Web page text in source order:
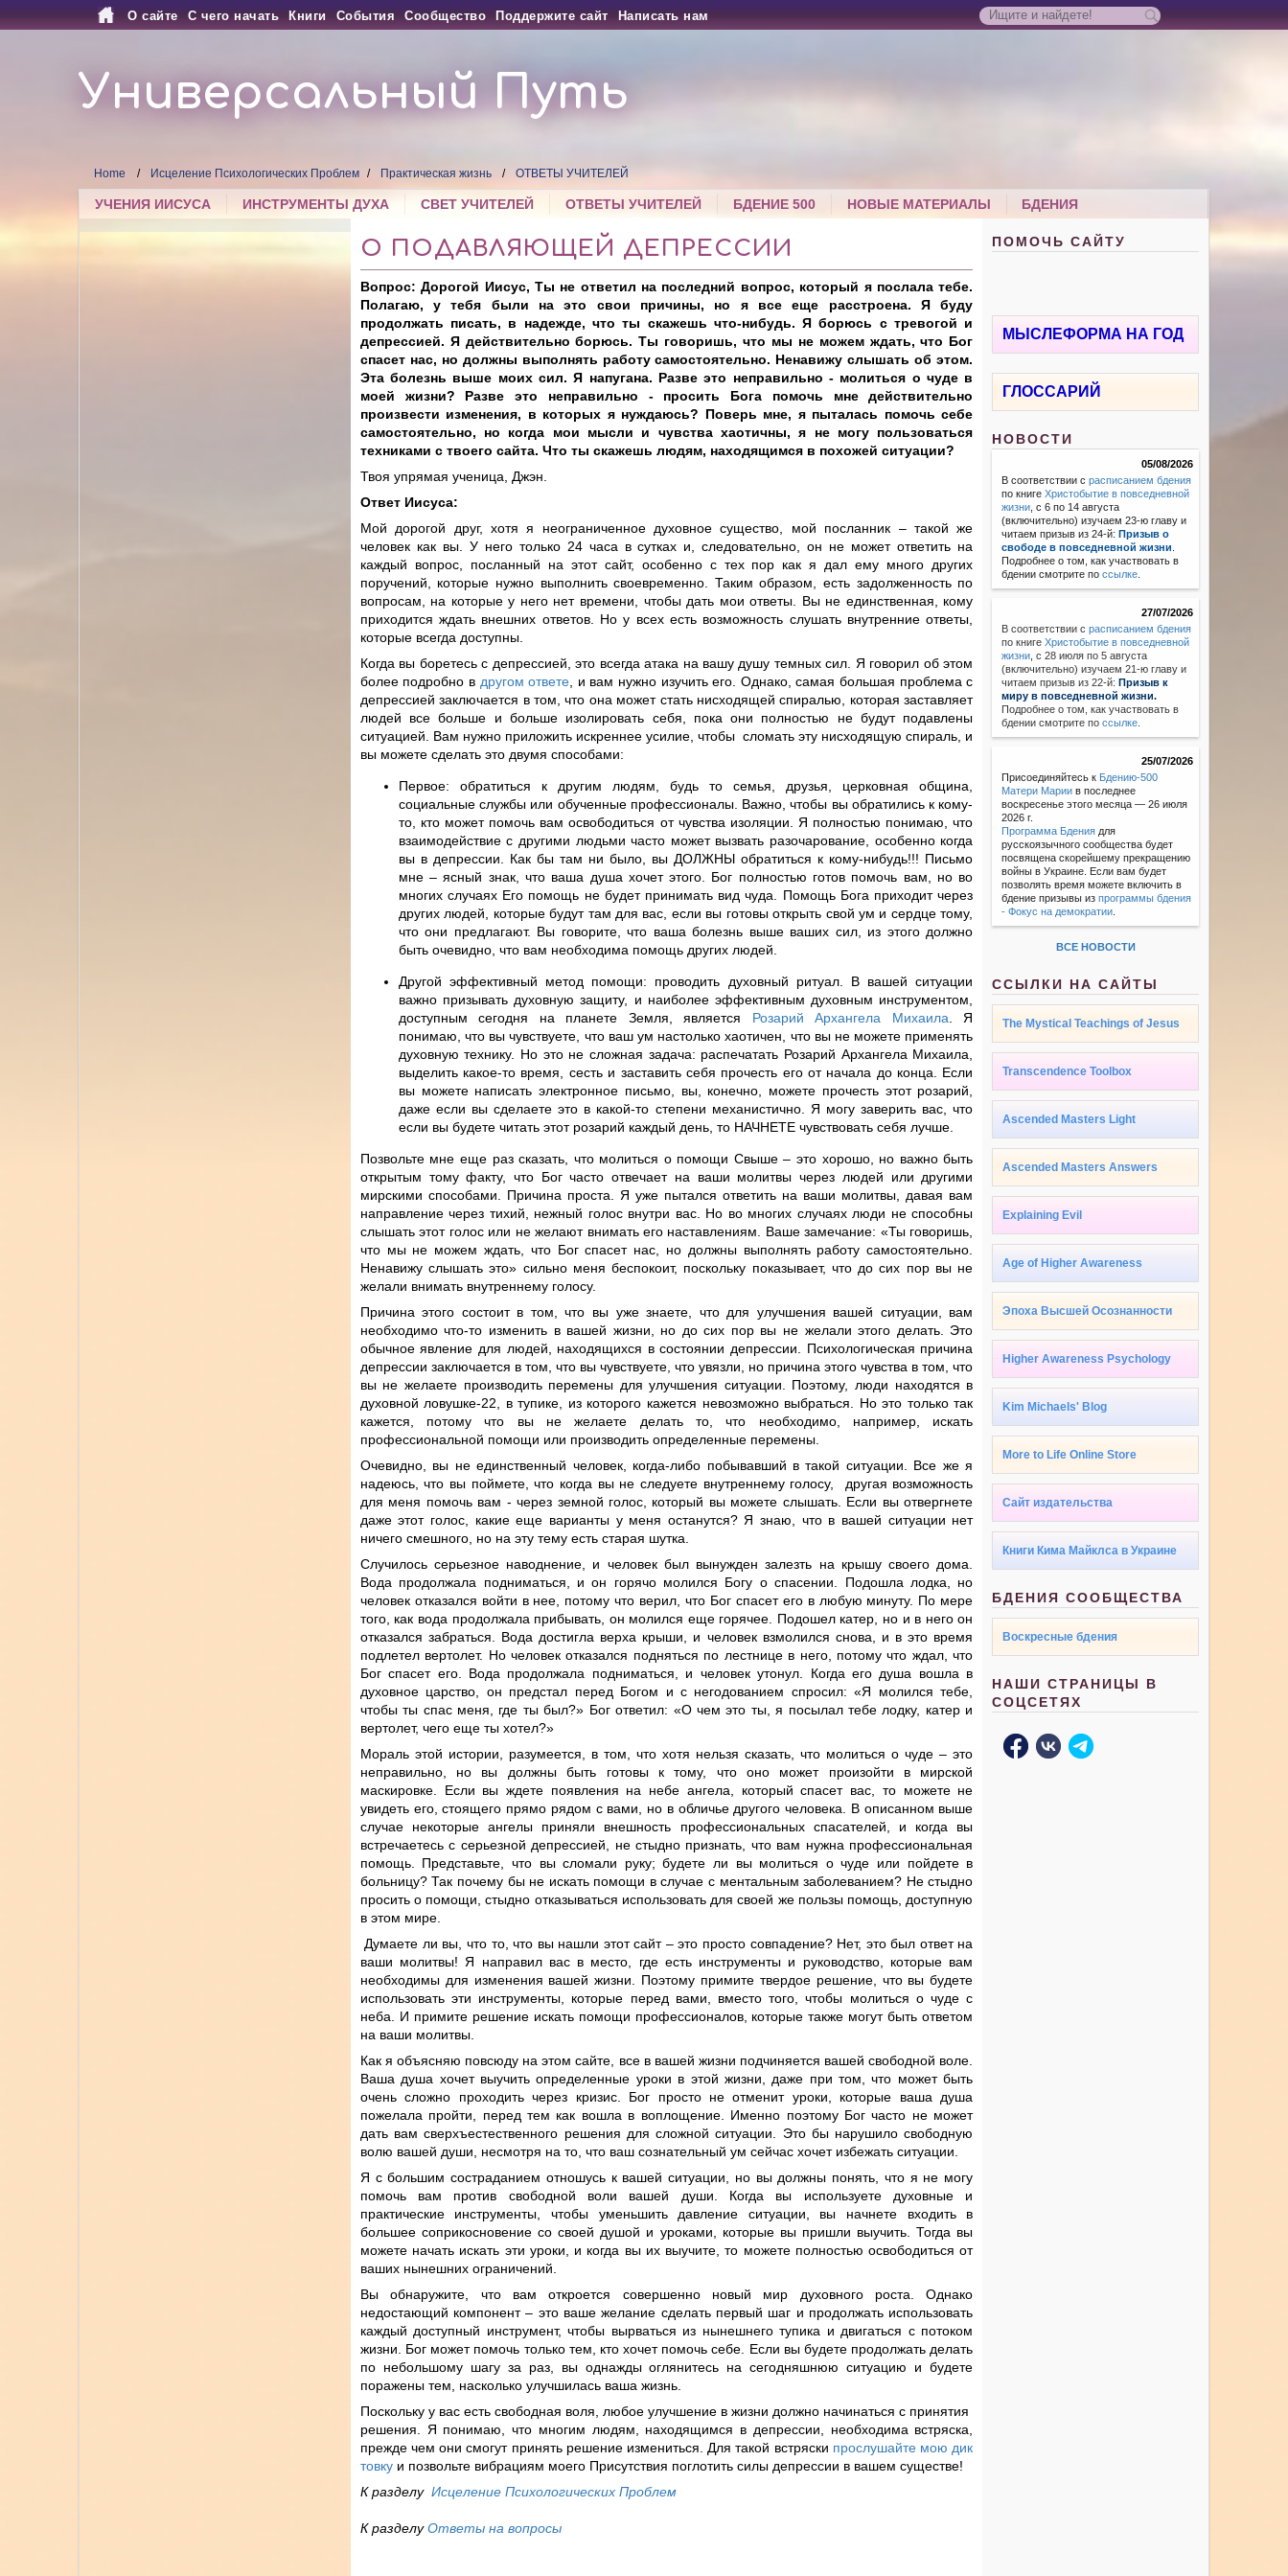
О сайте С чего начать Книги События Сообщество Поддержите сайт Написать нам
Универсальный Путь
Home Исцеление Психологических Проблем Практическая жизнь ОТВЕТЫ УЧИТЕЛЕЙ
УЧЕНИЯ ИИСУСА ИНСТРУМЕНТЫ ДУХА СВЕТ УЧИТЕЛЕЙ ОТВЕТЫ УЧИТЕЛЕЙ БДЕНИЕ 500 НОВЫЕ МАТЕРИАЛЫ БДЕНИЯ
О ПОДАВЛЯЮЩЕЙ ДЕПРЕССИИ
Вопрос: Дорогой Иисус, Ты не ответил на последний вопрос, который я послала тебе.
Полагаю, у тебя были на это свои причины, но я все еще расстроена. Я буду
продолжать писать, в надежде, что ты скажешь что-нибудь. Я борюсь с тревогой и
депрессией. Я действительно борюсь. Ты говоришь, что мы не можем ждать, что Бог
спасет нас, но должны выполнять работу самостоятельно. Ненавижу слышать об этом.
Эта болезнь выше моих сил. Я напугана. Разве это неправильно - молиться о чуде в
моей жизни? Разве это неправильно - просить Бога помочь мне действительно
произвести изменения, в которых я нуждаюсь? Поверь мне, я пыталась помочь себе
самостоятельно, но когда мои мысли и чувства хаотичны, я не могу пользоваться
техниками с твоего сайта. Что ты скажешь людям, находящимся в похожей ситуации?
Твоя упрямая ученица, Джэн.
Ответ Иисуса:
Мой дорогой друг, хотя я неограниченное духовное существо, мой посланник – такой же
человек как вы. У него только 24 часа в сутках и, следовательно, он не может ответить на
каждый вопрос, посланный на этот сайт, особенно с тех пор как я дал ему много других
поручений, которые нужно выполнить своевременно. Таким образом, есть задолженность по
вопросам, на которые у него нет времени, чтобы дать мои ответы. Вы не единственная, кому
приходится ждать внешних ответов. Но у всех есть возможность слушать внутренние ответы,
которые всегда доступны.
Когда вы боретесь с депрессией, это всегда атака на вашу душу темных сил. Я говорил об этом
более подробно в другом ответе, и вам нужно изучить его. Однако, самая большая проблема с
депрессией заключается в том, что она может стать нисходящей спиралью, которая заставляет
людей все больше и больше изолировать себя, пока они полностью не будут подавлены
ситуацией. Вам нужно приложить искреннее усилие, чтобы сломать эту нисходящую спираль, и
вы можете сделать это двумя способами:
Первое: обратиться к другим людям, будь то семья, друзья, церковная община,
социальные службы или обученные профессионалы. Важно, чтобы вы обратились к кому-
то, кто может помочь вам освободиться от чувства изоляции. Я полностью понимаю, что
взаимодействие с другими людьми часто может вызвать разочарование, особенно когда
вы в депрессии. Как бы там ни было, вы ДОЛЖНЫ обратиться к кому-нибудь!!! Письмо
мне – ясный знак, что ваша душа хочет этого. Бог полностью готов помочь вам, но во
многих случаях Его помощь не будет принимать вид чуда. Помощь Бога приходит через
других людей, которые будут там для вас, если вы готовы открыть свой ум и сердце тому,
что они предлагают. Вы говорите, что ваша болезнь выше ваших сил, из этого должно
быть очевидно, что вам необходима помощь других людей.
Другой эффективный метод помощи: проводить духовный ритуал. В вашей ситуации
важно призывать духовную защиту, и наиболее эффективным духовным инструментом,
доступным сегодня на планете Земля, является Розарий Архангела Михаила. Я
понимаю, что вы чувствуете, что ваш ум настолько хаотичен, что вы не можете применять
духовную технику. Но это не сложная задача: распечатать Розарий Архангела Михаила,
выделить какое-то время, сесть и заставить себя прочесть его от начала до конца. Если
вы можете написать электронное письмо, вы, конечно, можете прочесть этот розарий,
даже если вы сделаете это в какой-то степени механистично. Я могу заверить вас, что
если вы будете читать этот розарий каждый день, то НАЧНЕТЕ чувствовать себя лучше.
Позвольте мне еще раз сказать, что молиться о помощи Свыше – это хорошо, но важно быть
открытым тому факту, что Бог часто отвечает на ваши молитвы через людей или другими
мирскими способами. Причина проста. Я уже пытался ответить на ваши молитвы, давая вам
направление через тихий, нежный голос внутри вас. Но во многих случаях люди не способны
слышать этот голос или не желают внимать его наставлениям. Ваше замечание: «Ты говоришь,
что мы не можем ждать, что Бог спасет нас, но должны выполнять работу самостоятельно.
Ненавижу слышать это» сильно меня беспокоит, поскольку показывает, что до сих пор вы не
желали внимать внутреннему голосу.
Причина этого состоит в том, что вы уже знаете, что для улучшения вашей ситуации, вам
необходимо что-то изменить в вашей жизни, но до сих пор вы не желали этого делать. Это
обычное явление для людей, находящихся в состоянии депрессии. Психологическая причина
депрессии заключается в том, что вы чувствуете, что увязли, но причина этого чувства в том, что
вы не желаете производить перемены для улучшения ситуации. Поэтому, люди находятся в
духовной ловушке-22, в тупике, из которого кажется невозможно выбраться. Но это только так
кажется, потому что вы не желаете делать то, что необходимо, например, искать
профессиональной помощи или производить определенные перемены.
Очевидно, вы не единственный человек, когда-либо побывавший в такой ситуации. Все же я
надеюсь, что вы поймете, что когда вы не следуете внутреннему голосу, другая возможность
для меня помочь вам - через земной голос, который вы можете слышать. Если вы отвергнете
даже этот голос, какие еще варианты у меня останутся? Я знаю, что в вашей ситуации нет
ничего смешного, но на эту тему есть старая шутка.
Случилось серьезное наводнение, и человек был вынужден залезть на крышу своего дома.
Вода продолжала подниматься, и он горячо молился Богу о спасении. Подошла лодка, но
человек отказался войти в нее, потому что верил, что Бог спасет его в любую минуту. По мере
того, как вода продолжала прибывать, он молился еще горячее. Подошел катер, но и в него он
отказался забраться. Вода достигла верха крыши, и человек взмолился снова, и в это время
подлетел вертолет. Но человек отказался подняться по лестнице в него, потому что ждал, что
Бог спасет его. Вода продолжала подниматься, и человек утонул. Когда его душа вошла в
духовное царство, он предстал перед Богом и с негодованием спросил: «Я молился тебе,
чтобы ты спас меня, где ты был?» Бог ответил: «О чем это ты, я посылал тебе лодку, катер и
вертолет, чего еще ты хотел?»
Мораль этой истории, разумеется, в том, что хотя нельзя сказать, что молиться о чуде – это
неправильно, но вы должны быть готовы к тому, что оно может произойти в мирской
маскировке. Если вы ждете появления на небе ангела, который спасет вас, то можете не
увидеть его, стоящего прямо рядом с вами, но в обличье другого человека. В описанном выше
случае некоторые ангелы приняли внешность профессиональных спасателей, и когда вы
встречаетесь с серьезной депрессией, не стыдно признать, что вам нужна профессиональная
помощь. Представьте, что вы сломали руку; будете ли вы молиться о чуде или пойдете в
больницу? Так почему бы не искать помощи в случае с ментальным заболеванием? Не стыдно
просить о помощи, стыдно отказываться использовать для своей же пользы помощь, доступную
в этом мире.
Думаете ли вы, что то, что вы нашли этот сайт – это просто совпадение? Нет, это был ответ на
ваши молитвы! Я направил вас в место, где есть инструменты и руководство, которые вам
необходимы для изменения вашей жизни. Поэтому примите твердое решение, что вы будете
использовать эти инструменты, которые перед вами, вместо того, чтобы молиться о чуде с
неба. И примите решение искать помощи профессионалов, которые также могут быть ответом
на ваши молитвы.
Как я объясняю повсюду на этом сайте, все в вашей жизни подчиняется вашей свободной воле.
Ваша душа хочет выучить определенные уроки в этой жизни, даже при том, что может быть
очень сложно проходить через кризис. Бог просто не отменит уроки, которые ваша душа
пожелала пройти, перед тем как вошла в воплощение. Именно поэтому Бог часто не может
дать вам сверхъестественного решения для сложной ситуации. Это бы нарушило свободную
волю вашей души, несмотря на то, что ваш сознательный ум сейчас хочет избежать ситуации.
Я с большим состраданием отношусь к вашей ситуации, но вы должны понять, что я не могу
помочь вам против свободной воли вашей души. Когда вы используете духовные и
практические инструменты, чтобы уменьшить давление ситуации, вы начнете входить в
большее соприкосновение со своей душой и уроками, которые вы пришли выучить. Тогда вы
можете начать искать эти уроки, и когда вы их выучите, то можете полностью освободиться от
ваших нынешних ограничений.
Вы обнаружите, что вам откроется совершенно новый мир духовного роста. Однако
недостающий компонент – это ваше желание сделать первый шаг и продолжать использовать
каждый доступный инструмент, чтобы вырваться из нынешнего тупика и двигаться с потоком
жизни. Бог может помочь только тем, кто хочет помочь себе. Если вы будете продолжать делать
по небольшому шагу за раз, вы однажды оглянитесь на сегодняшнюю ситуацию и будете
поражены тем, насколько улучшилась ваша жизнь.
Поскольку у вас есть свободная воля, любое улучшение в жизни должно начинаться с принятия
решения. Я понимаю, что многим людям, находящимся в депрессии, необходима встряска,
прежде чем они смогут принять решение измениться. Для такой встряски прослушайте мою дик
товкуи позвольте вибрациям моего Присутствия поглотить силы депрессии в вашем существе!
К разделу Исцеление Психологических Проблем
К разделуОтветы на вопросы
ПОМОЧЬ САЙТУ
МЫСЛЕФОРМА НА ГОД
ГЛОССАРИЙ
НОВОСТИ
05/08/2026
В соответствии срасписанием бдения
по книгеХристобытие в повседневной
жизни , с 6 по 14 августа
(включительно) изучаем 23-ю главу и
читаем призыв из 24-й: Призыв о
свободе в повседневной жизни
Подробнее о том, как участвовать в
бдении смотрите поссылке
27/07/2026
В соответствии с расписанием бдения
по книгеХристобытие в повседневной
жизни с 28 июля по 5 августа
(включительно) изучаем 21-ю главу и
читаем призыв из 22-й: Призыв к
миру в повседневной жизни.
Подробнее о том, как участвовать в
бдении смотрите поссылке
25/07/2026
Присоединяйтесь к Бдению-500
Матери Марии в последнее
воскресенье этого месяца — 26 июля
2026 г.
Программа Бдения для
русскоязычного сообщества будет
посвящена скорейшему прекращению
войны в Украине. Если вам будет
позволять время можете включить в
бдение призывы изпрограммы бдения
- Фокус на демократии
ВСЕ НОВОСТИ
ССЫЛКИ НА САЙТЫ
The Mystical Teachings of Jesus
Transcendence Toolbox
Ascended Masters Light
Ascended Masters Answers
Explaining Evil
Age of Higher Awareness
Эпоха Высшей Осознанности
Higher Awareness Psychology
Kim Michaels' Blog
More to Life Online Store
Сайт издательства
Книги Кима Майклса в Украине
БДЕНИЯ СООБЩЕСТВА
Воскресные бдения
НАШИ СТРАНИЦЫ В
СОЦСЕТЯХ